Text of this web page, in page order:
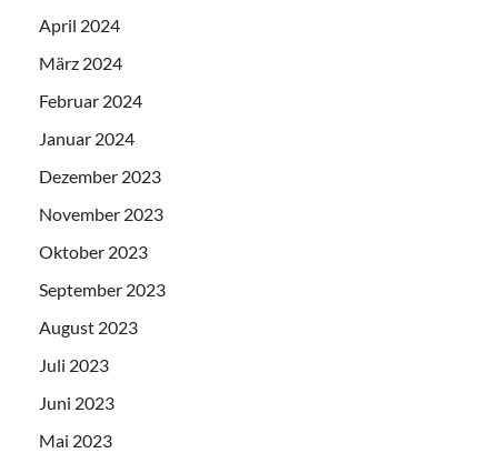
April 2024
März 2024
Februar 2024
Januar 2024
Dezember 2023
November 2023
Oktober 2023
September 2023
August 2023
Juli 2023
Juni 2023
Mai 2023